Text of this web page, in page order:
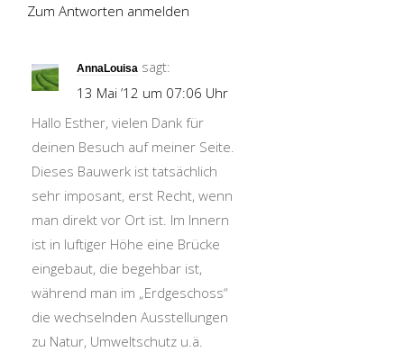
Zum Antworten anmelden
AnnaLouisa sagt:
13 Mai ’12 um 07:06 Uhr
Hallo Esther, vielen Dank für
deinen Besuch auf meiner Seite.
Dieses Bauwerk ist tatsächlich
sehr imposant, erst Recht, wenn
man direkt vor Ort ist. Im Innern
ist in luftiger Höhe eine Brücke
eingebaut, die begehbar ist,
während man im „Erdgeschoss“
die wechselnden Ausstellungen
zu Natur, Umweltschutz u.ä.